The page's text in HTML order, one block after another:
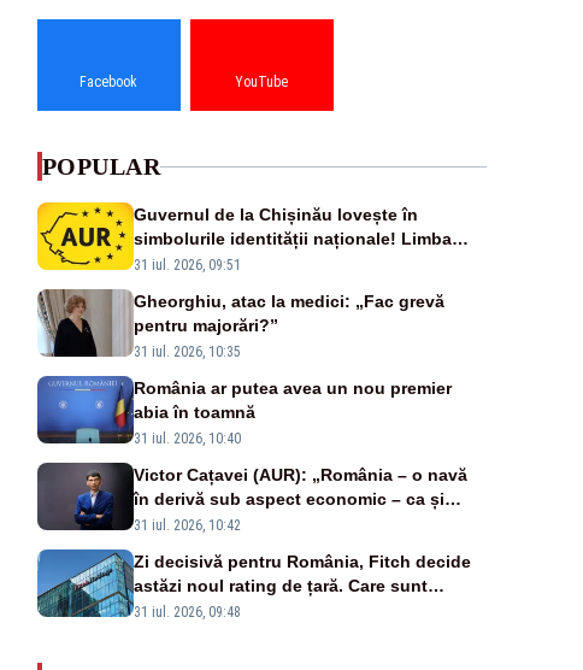
Facebook YouTube
POPULAR
Guvernul de la Chișinău lovește în
simbolurile identității naționale! Limba
română nu se economisește! Limba
31 iul. 2026, 09:51
Gheorghiu, atac la medici: „Fac grevă
pentru majorări?”
31 iul. 2026, 10:35
România ar putea avea un nou premier
abia în toamnă
31 iul. 2026, 10:40
Victor Cațavei (AUR): „România – o navă
în derivă sub aspect economic – ca și
rezultat al guvernărilor din ultimii 36 de
31 iul. 2026, 10:42
Zi decisivă pentru România, Fitch decide
astăzi noul rating de țară. Care sunt
efectele retrogradării la categoria „junk”
31 iul. 2026, 09:48